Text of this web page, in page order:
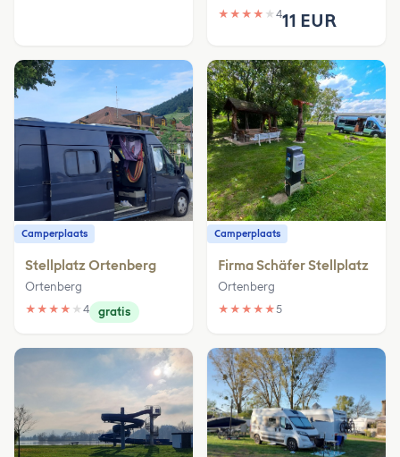
★ ★ ★ ★ ★ 411 EUR
Camperplaats
Stellplatz Ortenberg
Ortenberg
★ ★ ★ ★ ★ 4 gratis
Camperplaats
Firma Schäfer Stellplatz
Ortenberg
★ ★ ★ ★ ★5